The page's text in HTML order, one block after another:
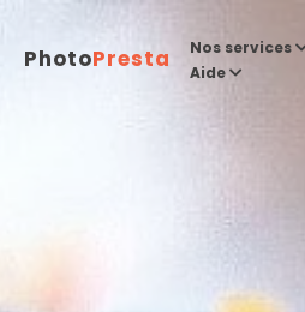
PhotoPresta Nos services
Aide